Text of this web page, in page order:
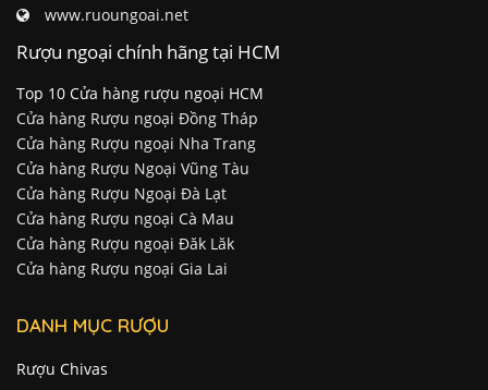
www.ruoungoai.net
Rượu ngoại chính hãng tại HCM
Top 10 Cửa hàng rượu ngoại HCM
Cửa hàng Rượu ngoại Đồng Tháp
Cửa hàng Rượu ngoại Nha Trang
Cửa hàng Rượu Ngoại Vũng Tàu
Cửa hàng Rượu Ngoại Đà Lạt
Cửa hàng Rượu ngoại Cà Mau
Cửa hàng Rượu ngoại Đăk Lăk
Cửa hàng Rượu ngoại Gia Lai
DANH MỤC RƯỢU
Rượu Chivas